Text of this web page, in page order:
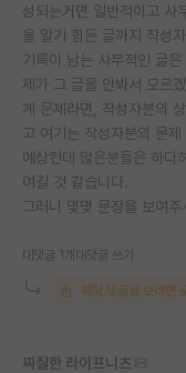
성되는거면 일반적이고 사
을 알기 힘든 글까지 작성
기록이 남는 사무적인 글
제가 그 글을 안봐서 모르
게 문제라면, 작성자분의
고 여기는 작성자분의 문
예상컨데 많은분들은 하다
여길 것 같습니다.
그러니 몇몇 문장을 보여주
대댓글 1개 대댓글 쓰기
해당 댓글을 보려면
찌질한 라이프니츠